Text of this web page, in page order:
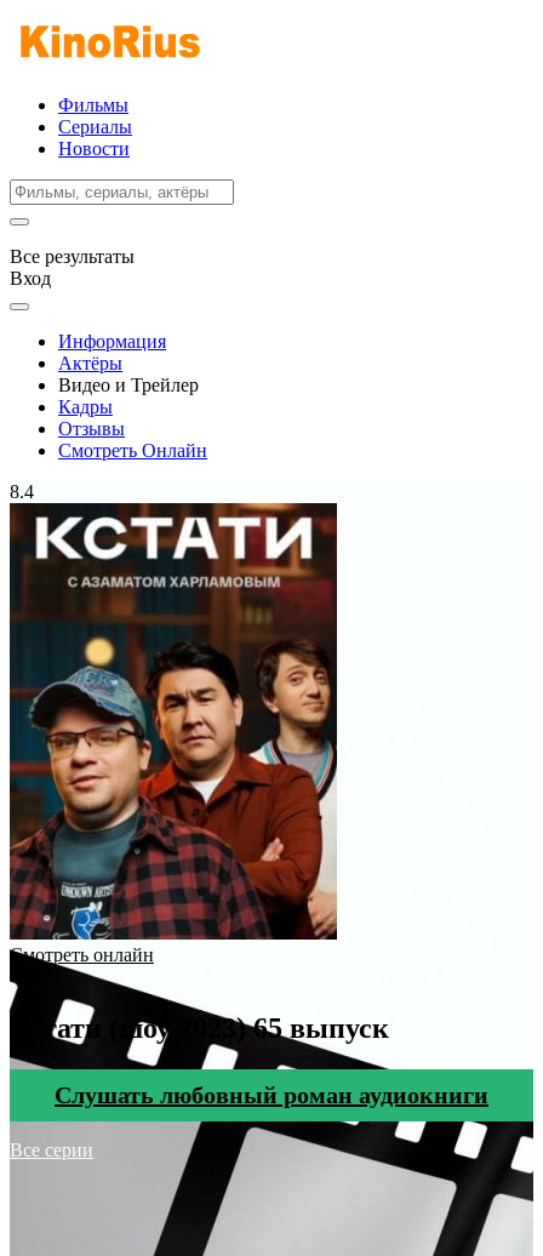
Фильмы
Сериалы
Новости
Все результаты
Вход
Информация
Актёры
Видео и Трейлер
Кадры
Отзывы
Смотреть Онлайн
8.4
Смотреть онлайн
Кстати (шоу 2023) 65 выпуск
Cлушать любовный роман аудиокниги
Все серии